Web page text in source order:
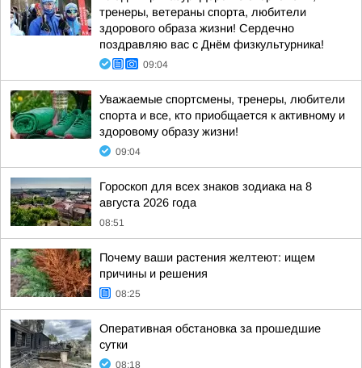
тренеры, ветераны спорта, любители
здорового образа жизни! Сердечно
поздравляю вас с Днём физкультурника!
09:04
Уважаемые спортсмены, тренеры, любители
спорта и все, кто приобщается к активному и
здоровому образу жизни!
09:04
Гороскоп для всех знаков зодиака на 8
августа 2026 года
08:51
Почему ваши растения желтеют: ищем
причины и решения
08:25
Оперативная обстановка за прошедшие
сутки
08:18